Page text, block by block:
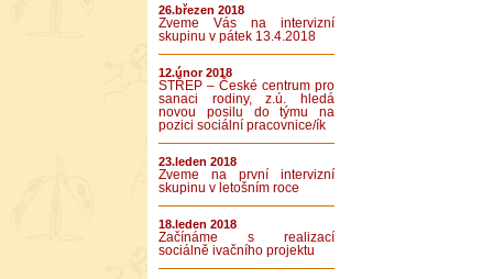
26.březen 2018
Zveme Vás na intervizní
skupinu v pátek 13.4.2018
12.únor 2018
STŘEP – České centrum pro
sanaci rodiny, z.ú. hledá
novou posilu do týmu na
pozici sociální pracovnice/ík
23.leden 2018
Zveme na první intervizní
skupinu v letošním roce
18.leden 2018
Začínáme s realizací
sociálně ivačního projektu